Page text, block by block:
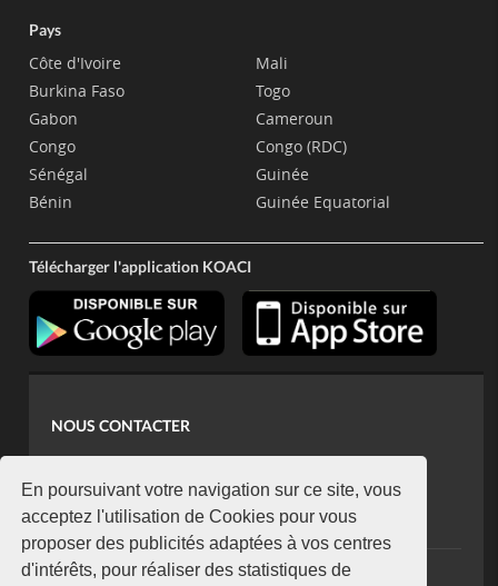
En poursuivant votre navigation sur ce site, vous
acceptez l'utilisation de Cookies pour vous
proposer des publicités adaptées à vos centres
d'intérêts, pour réaliser des statistiques de
Pays
Côte d'Ivoire
Burkina Faso
Gabon
Congo
Sénégal
Bénin
Mali
Togo
Cameroun
Congo (RDC)
Guinée
Guinée Equatorial
Télécharger l'application KOACI
NOUS CONTACTER
koaci@yahoo.fr
+225 07 08 85 52 93